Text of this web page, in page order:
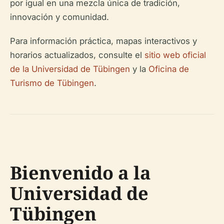
por igual en una mezcla única de tradición,
innovación y comunidad.
Para información práctica, mapas interactivos y
horarios actualizados, consulte el sitio web oficial
de la Universidad de Tübingen y la Oficina de
Turismo de Tübingen.
Bienvenido a la
Universidad de
Tübingen